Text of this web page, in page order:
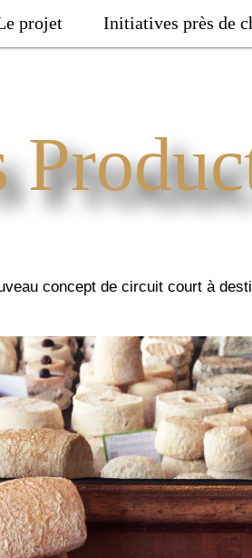
projet Initiatives près de
concept de circuit court à